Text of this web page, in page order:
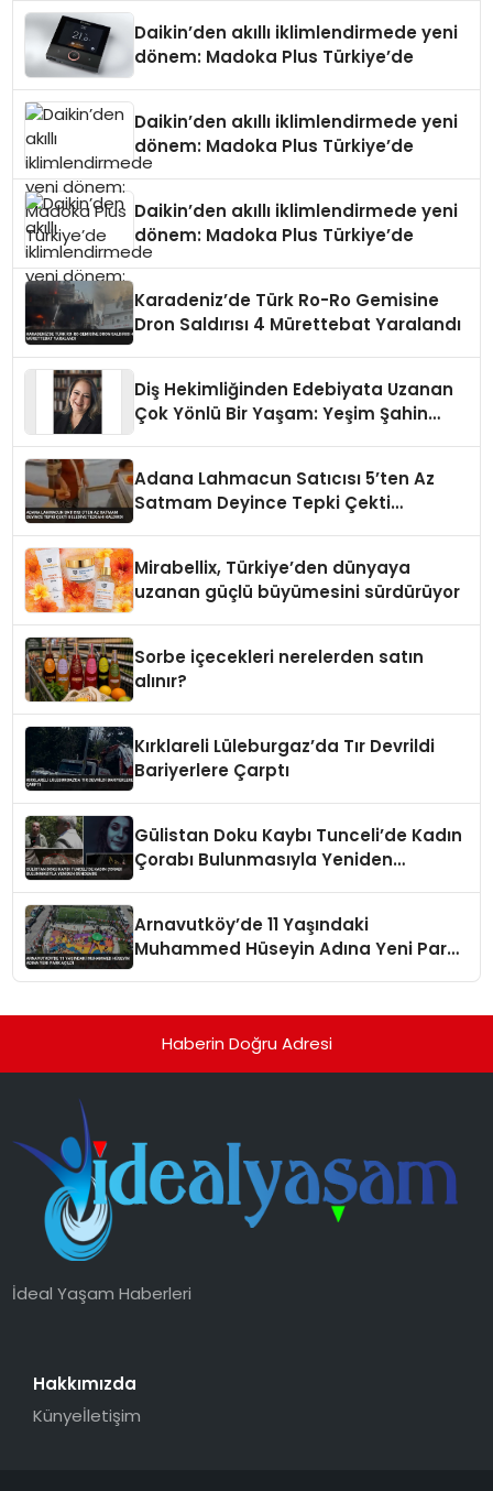
Daikin’den akıllı iklimlendirmede yeni
dönem: Madoka Plus Türkiye’de
Daikin’den akıllı iklimlendirmede yeni
dönem: Madoka Plus Türkiye’de
Daikin’den akıllı iklimlendirmede yeni
dönem: Madoka Plus Türkiye’de
Karadeniz’de Türk Ro-Ro Gemisine
Dron Saldırısı 4 Mürettebat Yaralandı
Diş Hekimliğinden Edebiyata Uzanan
Çok Yönlü Bir Yaşam: Yeşim Şahin
Adana Lahmacun Satıcısı 5’ten Az
Satmam Deyince Tepki Çekti
Mirabellix, Türkiye’den dünyaya
uzanan güçlü büyümesini sürdürüyor
Sorbe içecekleri nerelerden satın
alınır?
Kırklareli Lüleburgaz’da Tır Devrildi
Bariyerlere Çarptı
Gülistan Doku Kaybı Tunceli’de Kadın
Çorabı Bulunmasıyla Yeniden
Arnavutköy’de 11 Yaşındaki
Muhammed Hüseyin Adına Yeni Park
Haberin Doğru Adresi
İdeal Yaşam Haberleri
Hakkımızda
Künyeİletişim